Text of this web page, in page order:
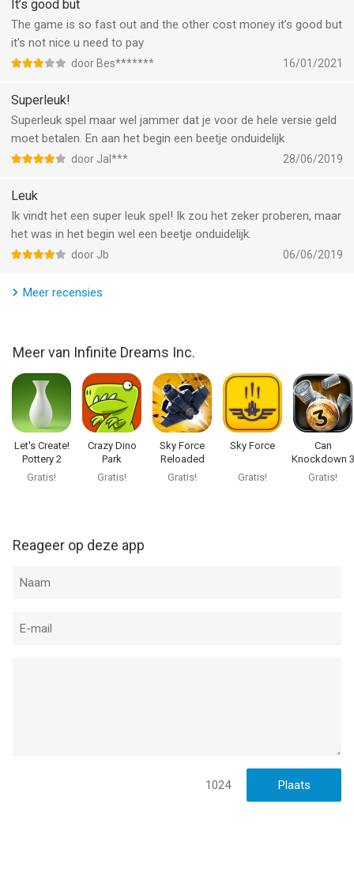
It’s good but
The game is so fast out and the other cost money it’s good but
it’s not nice u need to pay
door Bes******* 16/01/2021
Superleuk!
Superleuk spel maar wel jammer dat je voor de hele versie geld
moet betalen. En aan het begin een beetje onduidelijk
door Jal*** 28/06/2019
Leuk
Ik vindt het een super leuk spel! Ik zou het zeker proberen, maar
het was in het begin wel een beetje onduidelijk.
door Jb 06/06/2019
Meer recensies
Meer van Infinite Dreams Inc.
Let's Create!
Pottery 2
Gratis!
Crazy Dino
Park
Gratis!
Sky Force
Reloaded
Gratis!
Sky Force
Gratis!
Can
Knockdown 3
Gratis!
Reageer op deze app
1024